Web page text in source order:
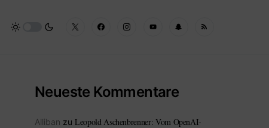
Neueste Kommentare
Alliban zu Leopold Aschenbrenner: Vom OpenAI-